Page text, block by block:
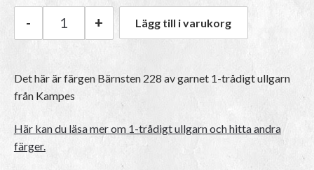
Kampes 1-trådigt ullgarn | 228 Bärnsten mängd
- + Lägg till i varukorg
Det här är färgen Bärnsten 228 av garnet 1-trådigt ullgarn
från Kampes
Här kan du läsa mer om 1-trådigt ullgarn och hitta andra
färger.